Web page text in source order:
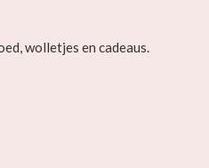
wolletjes en cadeaus.